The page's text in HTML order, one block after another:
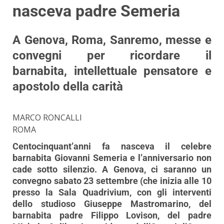
nasceva padre Semeria
A Genova, Roma, Sanremo, messe e
convegni per ricordare il
barnabita, intellettuale pensatore e
apostolo della carità
MARCO RONCALLI
ROMA
Centocinquant’anni fa nasceva il celebre
barnabita Giovanni Semeria e l’anniversario non
cade sotto silenzio. A Genova, ci saranno un
convegno sabato 23 settembre (che inizia alle 10
presso la Sala Quadrivium, con gli interventi
dello studioso Giuseppe Mastromarino, del
barnabita padre Filippo Lovison, del padre